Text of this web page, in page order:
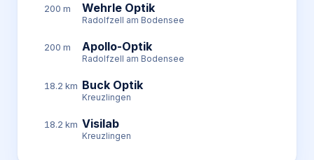
200 m Wehrle Optik
Radolfzell am Bodensee
200 m Apollo-Optik
Radolfzell am Bodensee
18.2 km Buck Optik
Kreuzlingen
18.2 km Visilab
Kreuzlingen